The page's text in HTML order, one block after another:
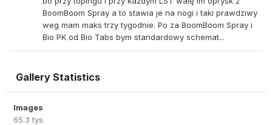
BoomBoom Spray a to stawia je na nogi i taki prawdziwy
weg mam maks trzy tygodnie. Po za BoomBoom Spray i
Bio PK od Bio Tabs bym standardowy schemat...
Gallery Statistics
Images
65.3 tys.